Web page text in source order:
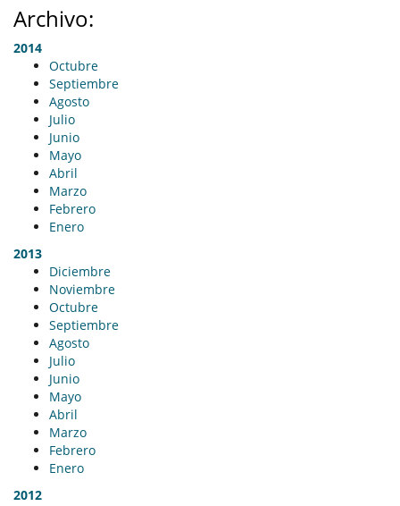
Archivo:
2014
Octubre
Septiembre
Agosto
Julio
Junio
Mayo
Abril
Marzo
Febrero
Enero
2013
Diciembre
Noviembre
Octubre
Septiembre
Agosto
Julio
Junio
Mayo
Abril
Marzo
Febrero
Enero
2012